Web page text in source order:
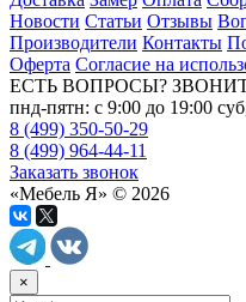
Новости Статьи Отзывы
Производители Контакты
Оферта Согласие на
ЕСТЬ ВОПРОСЫ?
пнд-пятн: с 9:00 до 19:00
8 (499) 350-50-29
8 (499) 964-44-11
Заказать звонок
«Мебель Я» © 2026
×